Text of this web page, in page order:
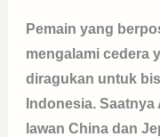
Pemain yang
mengalami cedera
diragukan untuk
Indonesia.
lawan China dan